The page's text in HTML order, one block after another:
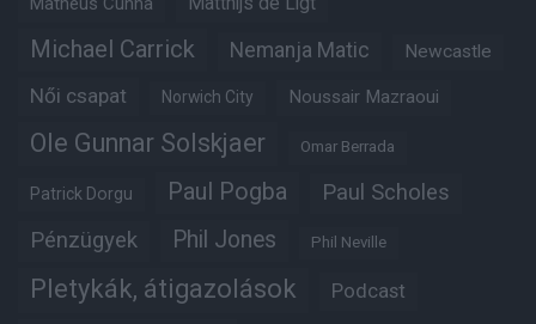
Michael Carrick Nemanja Matic Newcastle
Női csapat Norwich City Noussair Mazraoui
Ole Gunnar Solskjaer Omar Berrada
Patrick Dorgu Paul Pogba Paul Scholes
Pénzügyek Phil Jones Phil Neville
Pletykák, átigazolások Podcast